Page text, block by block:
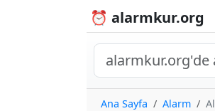
⏰ alarmkur.org
Ana Sayfa Alarm